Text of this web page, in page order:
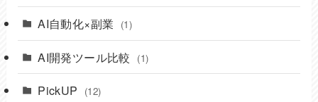
(8)
AI自動化×副業 (1)
AI開発ツール比較 (1)
PickUP (12)